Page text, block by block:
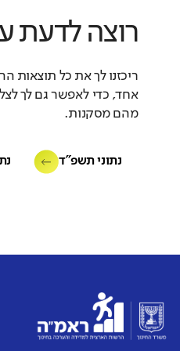
רוצה לדעת
ריכזנו לך את כל תוצאות
אחד, כדי לאפשר גם לך
מהם מסקנות.
נתוני תשפ"ד